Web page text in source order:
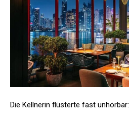
Die Kellnerin flüsterte fast unhörbar: